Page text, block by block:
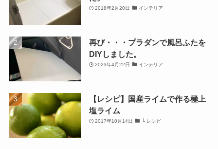
2018年2月20日 インテリア
再び・・・プラダンで風呂ふたを
DIYしました。
2023年4月22日 インテリア
【レシピ】国産ライムで作る極上
塩ライム
2017年10月14日 └ レシピ